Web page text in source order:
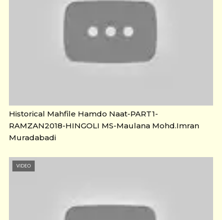
Historical Mahfile Hamdo Naat-PART1-
RAMZAN2018-HINGOLI MS-Maulana Mohd.Imran
Muradabadi
VIDEO